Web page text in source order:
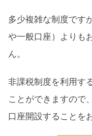
多少複雑な制度です
や一般口座）よりも
ん。
非課税制度を利用す
ことができますので
口座開設することを